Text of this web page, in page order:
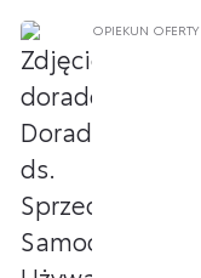
OPIEKUN OFERTY